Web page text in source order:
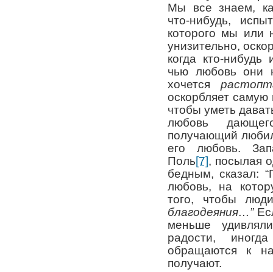
Мы все знаем,
что-нибудь,
которого мы или
унизительно,
когда кто-
чью любовь они
хочется
оскорбляет самую
чтобы уметь
любовь
получающий
его любовь.
Поль[7], посылая
бедным, сказал:
любовь, на
того, чтобы
благодеяния…”
меньше
радости,
обращаются к
получают.